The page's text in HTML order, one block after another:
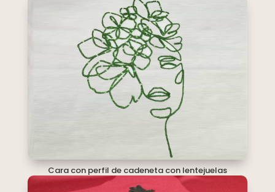
Cara con perfil de cadeneta con lentejuelas